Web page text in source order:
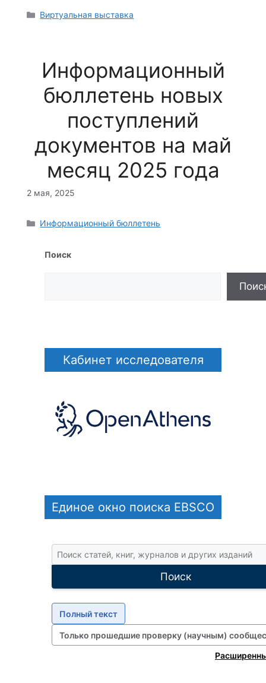
Рубрики
Виртуальная выставка
Информационный
бюллетень новых
поступлений
документов на май
месяц 2025 года
2 мая, 2025
Рубрики
Информационный бюллетень
Поиск
Кабинет исследователя
Единое окно поиска EBSCO
П
о
с
к
т
т
Поиск
Полный текст
Только прошедшие проверку (научным)